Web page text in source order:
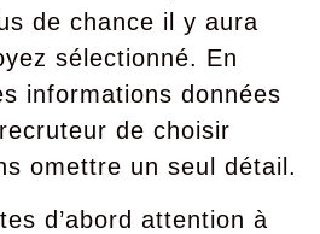
de chance il y aura
sélectionné. En
informations données
de choisir
omettre un seul détail.
d’abord attention à